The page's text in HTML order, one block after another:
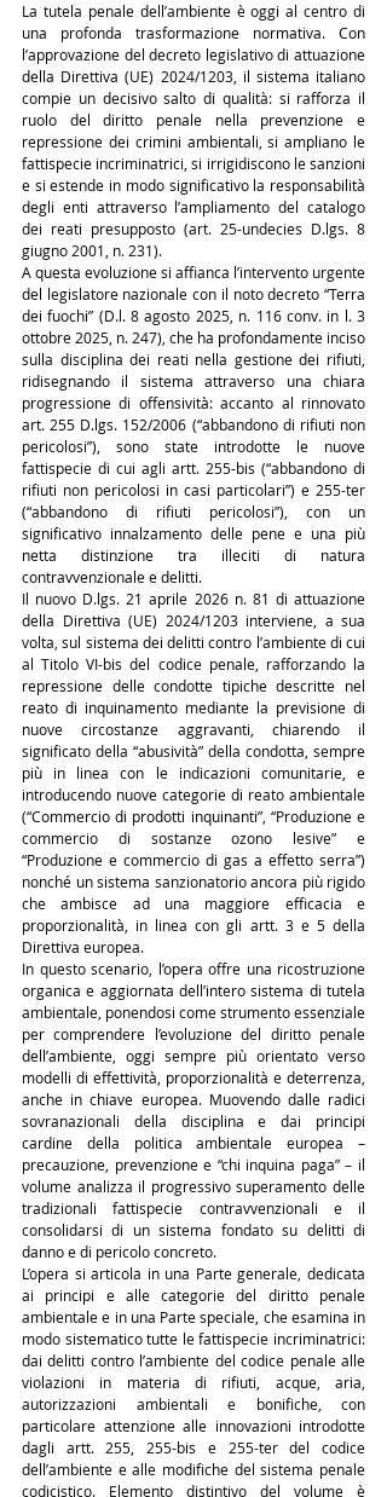
La tutela penale dell’ambiente è oggi al centro di
una profonda trasformazione normativa. Con
l’approvazione del decreto legislativo di attuazione
della Direttiva (UE) 2024/1203, il sistema italiano
compie un decisivo salto di qualità: si rafforza il
ruolo del diritto penale nella prevenzione e
repressione dei crimini ambientali, si ampliano le
fattispecie incriminatrici, si irrigidiscono le sanzioni
e si estende in modo significativo la responsabilità
degli enti attraverso l’ampliamento del catalogo
dei reati presupposto (art. 25-undecies D.lgs. 8
giugno 2001, n. 231).
A questa evoluzione si affianca l’intervento urgente
del legislatore nazionale con il noto decreto “Terra
dei fuochi” (D.l. 8 agosto 2025, n. 116 conv. in l. 3
ottobre 2025, n. 247), che ha profondamente inciso
sulla disciplina dei reati nella gestione dei rifiuti,
ridisegnando il sistema attraverso una chiara
progressione di offensività: accanto al rinnovato
art. 255 D.lgs. 152/2006 (“abbandono di rifiuti non
pericolosi”), sono state introdotte le nuove
fattispecie di cui agli artt. 255-bis (“abbandono di
rifiuti non pericolosi in casi particolari”) e 255-ter
(“abbandono di rifiuti pericolosi”), con un
significativo innalzamento delle pene e una più
netta distinzione tra illeciti di natura
contravvenzionale e delitti.
Il nuovo D.lgs. 21 aprile 2026 n. 81 di attuazione
della Direttiva (UE) 2024/1203 interviene, a sua
volta, sul sistema dei delitti contro l’ambiente di cui
al Titolo VI-bis del codice penale, rafforzando la
repressione delle condotte tipiche descritte nel
reato di inquinamento mediante la previsione di
nuove circostanze aggravanti, chiarendo il
significato della “abusività” della condotta, sempre
più in linea con le indicazioni comunitarie, e
introducendo nuove categorie di reato ambientale
(“Commercio di prodotti inquinanti”, “Produzione e
commercio di sostanze ozono lesive” e
“Produzione e commercio di gas a effetto serra”)
nonché un sistema sanzionatorio ancora più rigido
che ambisce ad una maggiore efficacia e
proporzionalità, in linea con gli artt. 3 e 5 della
Direttiva europea.
In questo scenario, l’opera offre una ricostruzione
organica e aggiornata dell’intero sistema di tutela
ambientale, ponendosi come strumento essenziale
per comprendere l’evoluzione del diritto penale
dell’ambiente, oggi sempre più orientato verso
modelli di effettività, proporzionalità e deterrenza,
anche in chiave europea. Muovendo dalle radici
sovranazionali della disciplina e dai principi
cardine della politica ambientale europea –
precauzione, prevenzione e “chi inquina paga” – il
volume analizza il progressivo superamento delle
tradizionali fattispecie contravvenzionali e il
consolidarsi di un sistema fondato su delitti di
danno e di pericolo concreto.
L’opera si articola in una Parte generale, dedicata
ai principi e alle categorie del diritto penale
ambientale e in una Parte speciale, che esamina in
modo sistematico tutte le fattispecie incriminatrici:
dai delitti contro l’ambiente del codice penale alle
violazioni in materia di rifiuti, acque, aria,
autorizzazioni ambientali e bonifiche, con
particolare attenzione alle innovazioni introdotte
dagli artt. 255, 255-bis e 255-ter del codice
dell’ambiente e alle modifiche del sistema penale
codicistico. Elemento distintivo del volume è